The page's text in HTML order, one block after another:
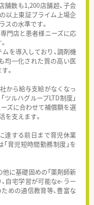
舗数も1,200店舗超、子会
以上東証プライム上場企
スの水準です。
門店と患者様ニーズに応
を導入しており、調剤機
均一化された質の高い医
。
から給与支給がなくなっ
ツルハグループLTD制度」
ズに合わせて補償額を選
を支えます。
達する前日まで育児休業
育児短時間勤務制度」を
他に基礎固めの「薬剤師新
自宅学習が可能なe-ラー
めの通信教育等、豊富な